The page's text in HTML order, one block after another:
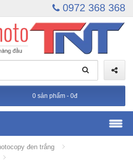
0972 368 368
0 sản phẩm - 0đ
đen trắng